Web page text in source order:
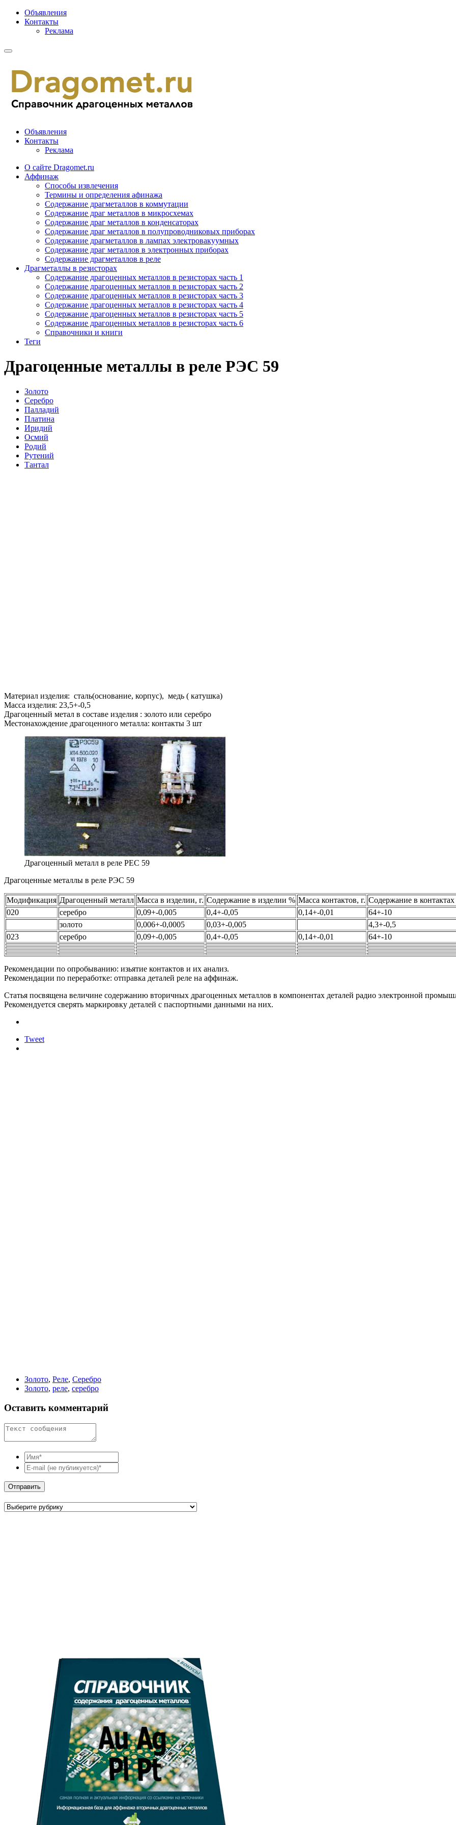
Объявления
Контакты
Реклама
Объявления
Контакты
Реклама
О сайте Dragomet.ru
Аффинаж
Способы извлечения
Термины и определения афинажа
Содержание драгметаллов в коммутации
Содержание драг металлов в микросхемах
Содержание драг металлов в конденсаторах
Содержание драг металлов в полупроводниковых приборах
Содержание драгметаллов в лампах электровакуумных
Содержание драг металлов в электронных приборах
Содержание драгметаллов в реле
Драгметаллы в резисторах
Содержание драгоценных металлов в резисторах часть 1
Содержание драгоценных металлов в резисторах часть 2
Содержание драгоценных металлов в резисторах часть 3
Содержание драгоценных металлов в резисторах часть 4
Содержание драгоценных металлов в резисторах часть 5
Содержание драгоценных металлов в резисторах часть 6
Справочники и книги
Теги
Драгоценные металлы в реле РЭС 59
Золото
Серебро
Палладий
Платина
Иридий
Осмий
Родий
Рутений
Тантал
Материал изделия: сталь(основание, корпус), медь ( катушка)
Масса изделия: 23,5+-0,5
Драгоценный метал в составе изделия : золото или серебро
Местонахождение драгоценного металла: контакты 3 шт
Драгоценный металл в реле РЕС 59
Драгоценные металлы в реле РЭС 59
Модификация Драгоценный металл Масса в изделии, г. Содержание в изделии % Масса контактов, г. Содержание в контактах
020
серебро 0,09+-0,005 0,4+-0,05 0,14+-0,01
64+-10
золото
0,006+-0,0005 0,03+-0,005
4,3+-0,5
023
серебро 0,09+-0,005 0,4+-0,05 0,14+-0,01 64+-10
Рекомендации по опробыванию: изьятие контактов и их анализ.
Рекомендации по переработке: отправка деталей реле на аффинаж.
Статья посвящена величине содержанию вторичных драгоценных металлов в компонентах деталей радио электронной
Рекомендуется сверять маркировку деталей с паспортными данными на них.
Tweet
Золото, Реле, Серебро
Золото, реле, серебро
Оставить комментарий